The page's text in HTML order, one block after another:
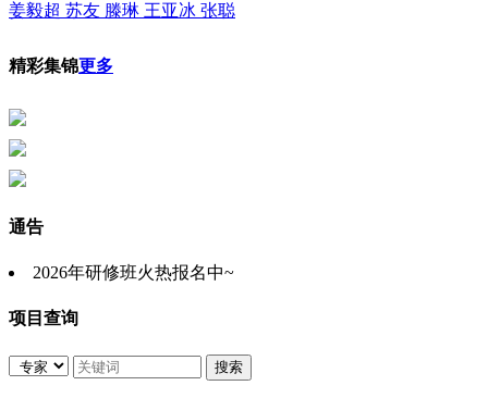
姜毅超 苏友 滕琳 王亚冰 张聪
精彩集锦更多
通告
2026年研修班火热报名中~
项目查询